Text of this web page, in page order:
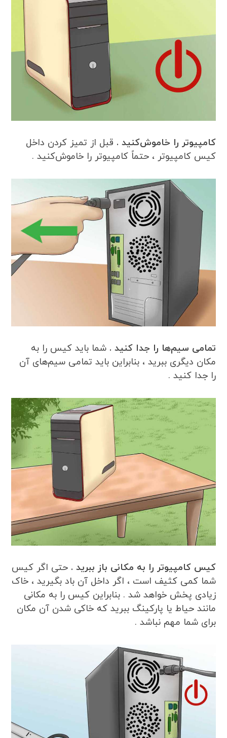
کامپیوتر را خاموش‌کنید . قبل از تمیز کردن داخل
کیس کامپیوتر ، حتماً کامپیوتر را خاموش‌کنید .
تمامی سیم‌ها را جدا کنید . شما باید کیس را به
مکان دیگری ببرید ، بنابراین باید تمامی سیم‌های آن
را جدا کنید .
کیس کامپیوتر را به مکانی باز ببرید . حتی اگر کیس
شما کمی کثیف است ، اگر داخل آن باد بگیرید ، خاک
زیادی پخش خواهد شد . بنابراین کیس را به مکانی
مانند حیاط یا پارکینگ ببرید که خاکی شدن آن مکان
برای شما مهم نباشد .